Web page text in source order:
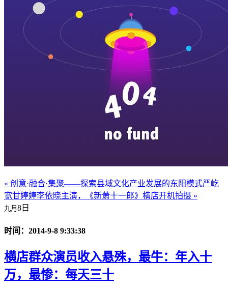
« 创意·融合·集聚——探索县域文化产业发展的东阳模式严屹
宽甘婷婷李依晓主演，《新萧十一郎》横店开机拍摄 »
九月 8日
时间：2014-9-8 9:33:38
横店群众演员收入悬殊，最牛：年入十
万，最惨：每天三十